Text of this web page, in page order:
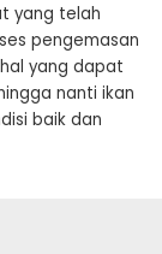
yang telah
pengemasan
yang dapat
nanti ikan
baik dan